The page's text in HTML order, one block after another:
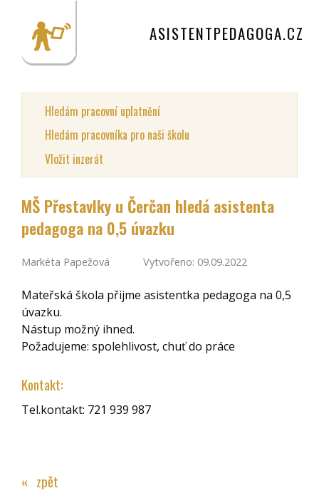
ASISTENTPEDAGOGA.CZ
Hledám pracovní uplatnění
Hledám pracovníka pro naši školu
Vložit inzerát
MŠ Přestavlky u Čerčan hledá asistenta
pedagoga na 0,5 úvazku
Markéta Papežová Vytvořeno: 09.09.2022
Mateřská škola přijme asistentka pedagoga na 0,5
úvazku.
Nástup možný ihned.
Požadujeme: spolehlivost, chuť do práce
Kontakt:
Tel.kontakt: 721 939 987
« zpět